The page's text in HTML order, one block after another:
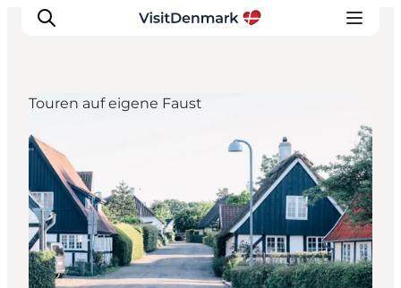
Inspiration
Regionen
Erlebnisse
Unterkünfte
Reiseplanung
Touren auf eigene Faust